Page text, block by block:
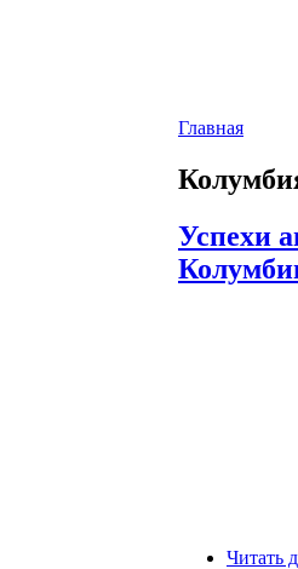
Главная
Успехи
Читать